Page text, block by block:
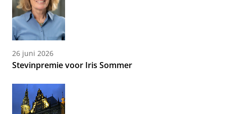
26 juni 2026
Stevinpremie voor Iris Sommer